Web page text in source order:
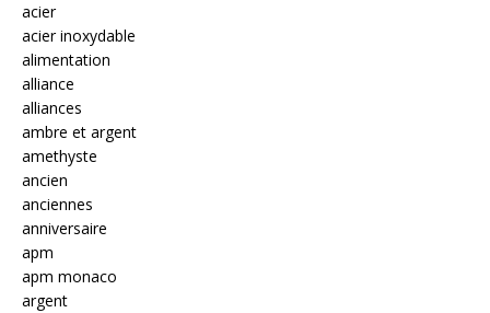
acier
acier inoxydable
alimentation
alliance
alliances
ambre et argent
amethyste
ancien
anciennes
anniversaire
apm
apm monaco
argent